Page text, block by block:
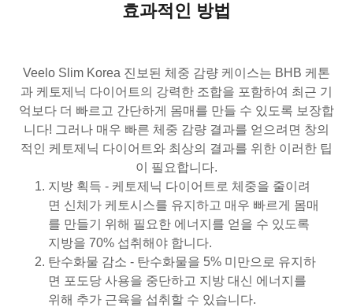
효과적인 방법
Veelo Slim Korea 진보된 체중 감량 케이스는 BHB 케톤
과 케토제닉 다이어트의 강력한 조합을 포함하여 최근 기
억보다 더 빠르고 간단하게 몸매를 만들 수 있도록 보장합
니다! 그러나 매우 빠른 체중 감량 결과를 얻으려면 창의
적인 케토제닉 다이어트와 최상의 결과를 위한 이러한 팁
이 필요합니다.
지방 획득 - 케토제닉 다이어트로 체중을 줄이려
면 신체가 케토시스를 유지하고 매우 빠르게 몸매
를 만들기 위해 필요한 에너지를 얻을 수 있도록
지방을 70% 섭취해야 합니다.
탄수화물 감소 - 탄수화물을 5% 미만으로 유지하
면 포도당 사용을 중단하고 지방 대신 에너지를
위해 추가 근육을 섭취할 수 있습니다.